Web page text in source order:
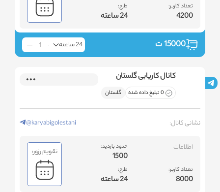
تعداد کاربر:
4200
طرح:
24 ساعته
15000ت 24 ساعته
کانال کاریابی گلستان
0 تبلیغ داده شده گلستان
نشانی کانال: @karyabigolestani
اطلاعات
تعداد کاربر:
8000
حدود بازدید:
1500
طرح:
24 ساعته
تقویم رزور: